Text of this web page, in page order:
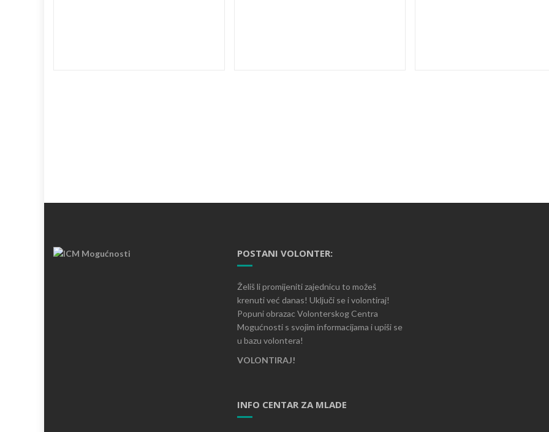
POSTANI VOLONTER:
Želiš li promijeniti zajednicu to možeš
krenuti već danas! Uključi se i volontiraj!
Popuni obrazac Volonterskog Centra
Mogućnosti s svojim informacijama i upiši se
u bazu volontera!
VOLONTIRAJ!
INFO CENTAR ZA MLADE